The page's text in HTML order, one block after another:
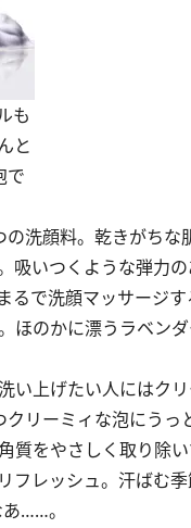
も
と
で
洗顔料。乾きがち
いつくような弾力
で洗顔マッサージ
のかに漂うラベン
上げたい人にはク
リーミィな泡にう
質をやさしく取り除
レッシュ。汗ばむ
……。